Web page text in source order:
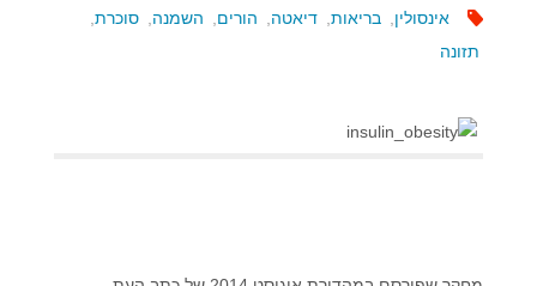
אינסולין בריאות דיאטה הורים השמנה סוכרת,
תזונה